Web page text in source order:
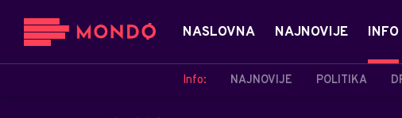
NASLOVNA NAJNOVIJE INFO
Info: NAJNOVIJE POLITIKA